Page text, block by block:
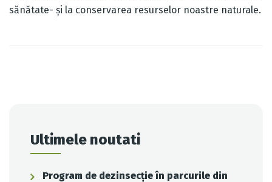
sănătate- și la conservarea resurselor noastre naturale.
Ultimele noutati
Program de dezinsecție în parcurile din